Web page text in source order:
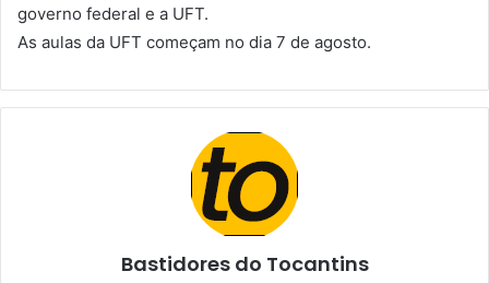
governo federal e a UFT.
As aulas da UFT começam no dia 7 de agosto.
Bastidores do Tocantins